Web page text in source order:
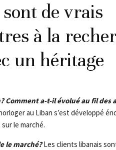
de vrais
à la
un héritage
Comment a-t-il évolué au fil des
au Liban s’est développé
le marché.
le marché?Les clients libanais